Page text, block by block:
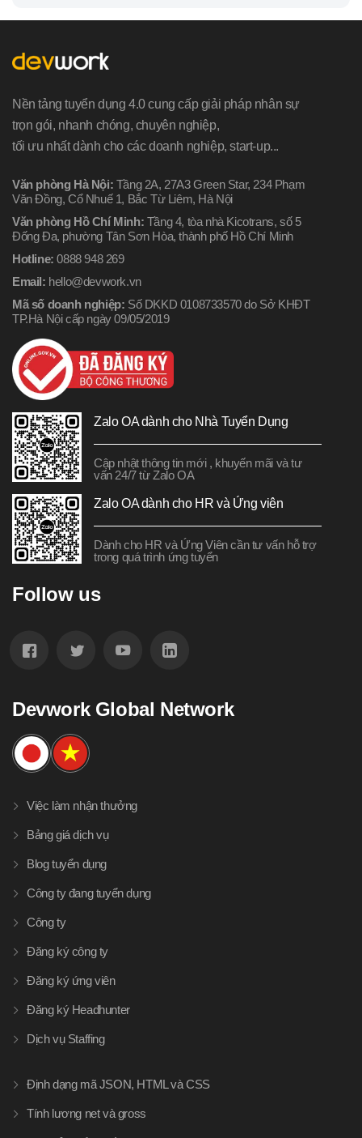
Nền tảng tuyển dụng 4.0 cung cấp giải pháp nhân sự
trọn gói, nhanh chóng, chuyên nghiệp,
tối ưu nhất dành cho các doanh nghiệp, start-up...
Văn phòng Hà Nội: Tầng 2A, 27A3 Green Star, 234 Phạm
Văn Đồng, Cổ Nhuế 1, Bắc Từ Liêm, Hà Nội
Văn phòng Hồ Chí Minh: Tầng 4, tòa nhà Kicotrans, số 5
Đống Đa, phường Tân Sơn Hòa, thành phố Hồ Chí Minh
Hotline: 0888 948 269
Email: hello@devwork.vn
Mã số doanh nghiệp: Số DKKD 0108733570 do Sở KHĐT
TP.Hà Nội cấp ngày 09/05/2019
Zalo OA dành cho Nhà Tuyển Dụng
Cập nhật thông tin mới , khuyến mãi và tư
vấn 24/7 từ Zalo OA
Zalo OA dành cho HR và Ứng viên
Dành cho HR và Ứng Viên cần tư vấn hỗ trợ
trong quá trình ứng tuyển
Follow us
Devwork Global Network
Việc làm nhận thưởng
Bảng giá dịch vụ
Blog tuyển dụng
Công ty đang tuyển dụng
Công ty
Đăng ký công ty
Đăng ký ứng viên
Đăng ký Headhunter
Dịch vụ Staffing
Định dạng mã JSON, HTML và CSS
Tính lương net và gross